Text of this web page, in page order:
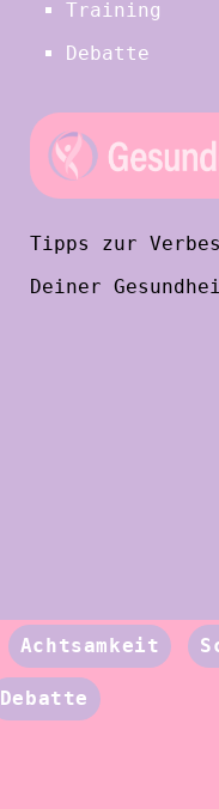
Training
Debatte
Tipps zur
Deiner
Achtsamkeit
Debatte